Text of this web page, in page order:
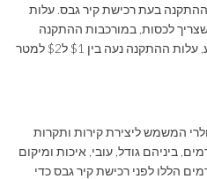
בעת רכישת קיר גבס. עלות
לכסות, במורכבות ההתקנה
ובתעריף השעתי של הקבלן. בממוצע, עלות ההתקנה נעה בין $1 ל$2 למטר
המשמש ליצירת קירות ותקרות
ביניהם גודל, עובי, איכות ומיקום
הללו לפני רכישת קיר גבס כדי